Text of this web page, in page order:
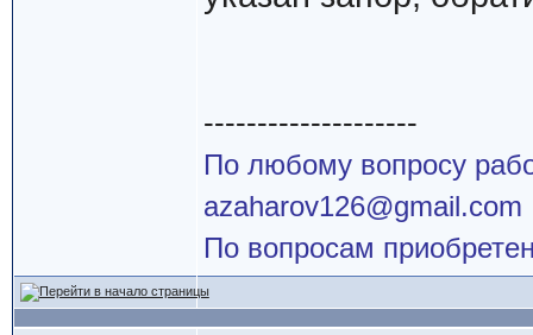
--------------------
По любому вопросу
azaharov126@gmail.com
По вопросам